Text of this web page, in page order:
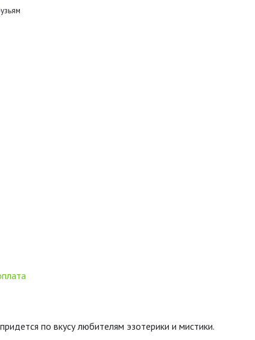
по вкусу любителям эзотерики и мистики.